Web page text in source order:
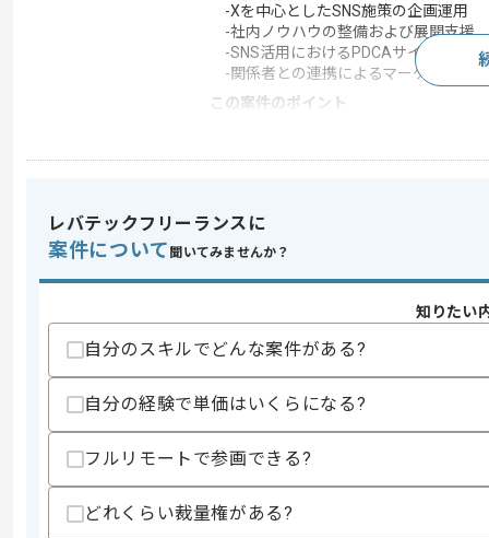
-Xを中心としたSNS施策の企画運用
-社内ノウハウの整備および展開支援
-SNS活用におけるPDCAサイクルの実
-関係者との連携によるマーケティン
この案件のポイント
スキル
求めるスキル
・法人アカウントのSNS運用経験(1年以
・SNS運用の企画段階から携わった経験
スキルに不安がある方へ
上記に似た経験やスキルをお持ちであれば申
レバテックフリーランスに
案件について 聞いてみませんか？
知りたい
自分のスキルでどんな案件がある?
自分の経験で単価はいくらになる?
フルリモートで参画できる?
どれくらい裁量権がある?